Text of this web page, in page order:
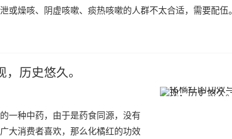
或燥咳、阴虚咳嗽、痰热咳嗽的人群不太合适，需要配
历史悠久。
一种中药，由于是药食同源，没有
大消费者喜欢，那么化橘红的功效